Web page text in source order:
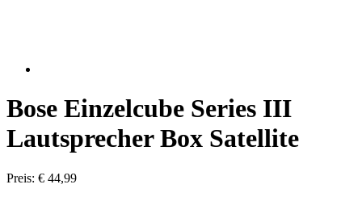
Bose Einzelcube Series III
Lautsprecher Box Satellite
Preis: € 44,99